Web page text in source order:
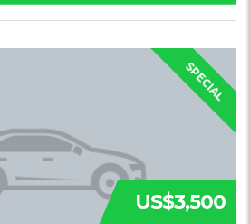
SPECIAL
US$3,500